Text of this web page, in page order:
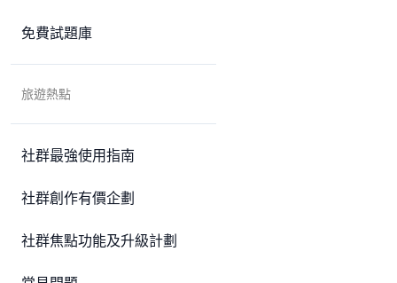
免費試題庫
旅遊熱點
社群最強使用指南
社群創作有價企劃
社群焦點功能及升級計劃